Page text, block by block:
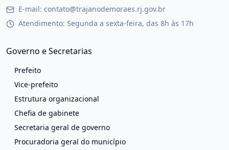
E-mail: contato@trajanodemoraes.rj.gov.br
Atendimento: Segunda a sexta-feira, das 8h às 17h
Governo e Secretarias
Prefeito
Vice-prefeito
Estrutura organizacional
Chefia de gabinete
Secretaria geral de governo
Procuradoria geral do município